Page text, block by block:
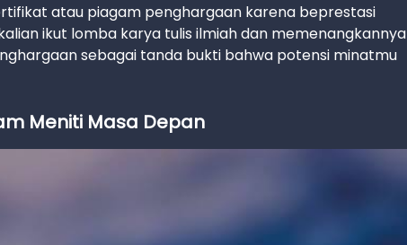
atau piagam penghargaan karena beprestasi
ikut lomba karya tulis ilmiah dan memenangkannya
sebagai tanda bukti bahwa potensi minatmu
Meniti Masa Depan